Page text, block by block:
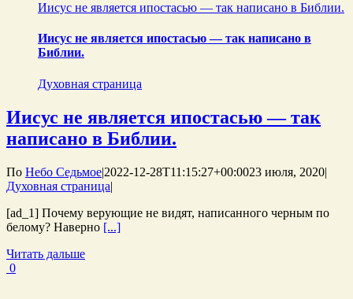
Иисус не является ипостасью — так написано в Библии.
Иисус не является ипостасью — так написано в
Библии.
Духовная страница
Иисус не является ипостасью — так
написано в Библии.
По Небо Седьмое|2022-12-28T11:15:27+00:0023 июля, 2020|
Духовная страница|
[ad_1] Почему верующие не видят, написанного черным по
белому? Наверно [...]
Читать дальше
0